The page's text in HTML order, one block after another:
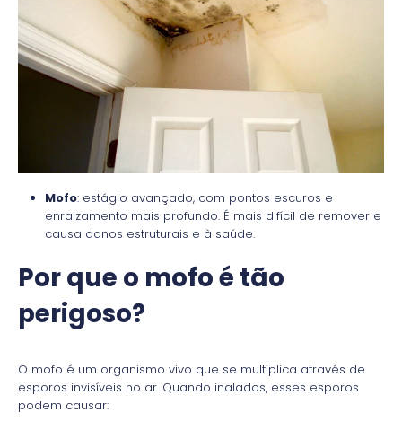
Mofo: estágio avançado, com pontos escuros e
enraizamento mais profundo. É mais difícil de remover e
causa danos estruturais e à saúde.
Por que o mofo é tão
perigoso?
O mofo é um organismo vivo que se multiplica através de
esporos invisíveis no ar. Quando inalados, esses esporos
podem causar: